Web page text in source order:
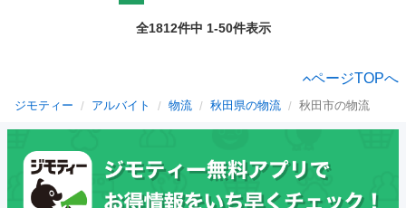
全1812件中 1-50件表示
ページTOPへ
ジモティー アルバイト 物流 秋田県の物流 秋田市の物流